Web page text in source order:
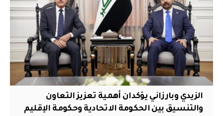
الزيدي وبارزاني يؤكدان أهمية تعزيز التعاون
والتنسيق بين الحكومة الاتحادية وحكومة الإقليم